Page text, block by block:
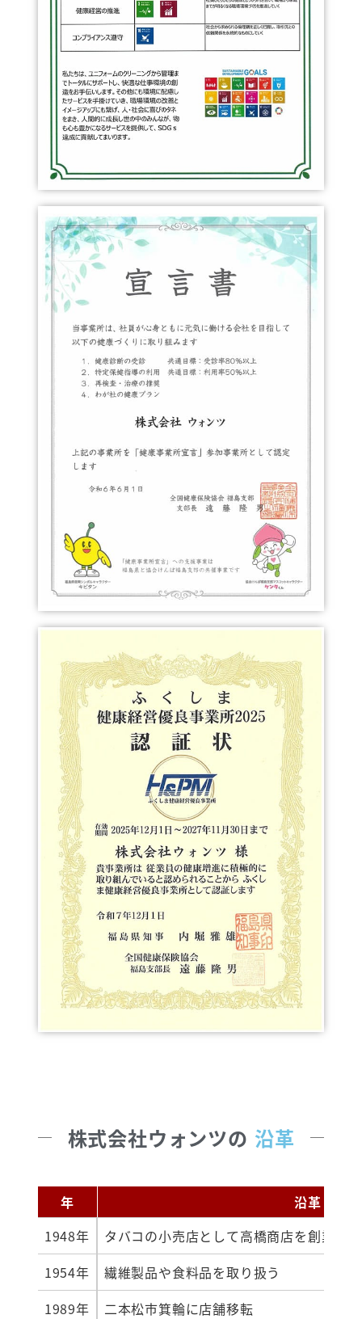
株式会社ウォンツの 沿革
年
沿革
1948年
タバコの小売店として高橋商店を創業
1954年
繊維製品や食料品を取り扱う
1989年
二本松市箕輪に店舗移転